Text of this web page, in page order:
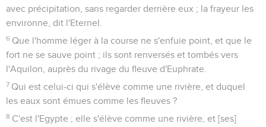
avec précipitation, sans regarder derrière eux ; la frayeur les
environne, dit l'Eternel.
6 Que l'homme léger à la course ne s'enfuie point, et que le
fort ne se sauve point ; ils sont renversés et tombés vers
l'Aquilon, auprès du rivage du fleuve d'Euphrate.
7 Qui est celui-ci qui s'élève comme une rivière, et duquel
les eaux sont émues comme les fleuves ?
8 C'est l'Egypte ; elle s'élève comme une rivière, et [ses]